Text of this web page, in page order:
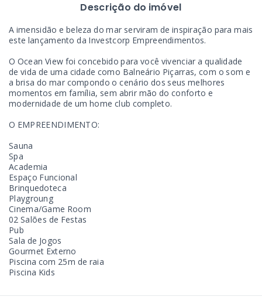
Descrição do imóvel
A imensidão e beleza do mar serviram de inspiração para mais
este lançamento da Investcorp Empreendimentos.
O Ocean View foi concebido para você vivenciar a qualidade
de vida de uma cidade como Balneário Piçarras, com o som e
a brisa do mar compondo o cenário dos seus melhores
momentos em família, sem abrir mão do conforto e
modernidade de um home club completo.
O EMPREENDIMENTO:
Sauna
Spa
Academia
Espaço Funcional
Brinquedoteca
Playgroung
Cinema/Game Room
02 Salões de Festas
Pub
Sala de Jogos
Gourmet Externo
Piscina com 25m de raia
Piscina Kids